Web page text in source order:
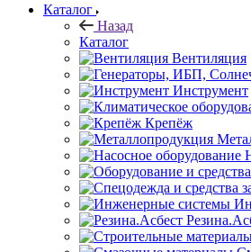
Каталог
Назад
Каталог
Вентиляция
Инструмент
Крепёж